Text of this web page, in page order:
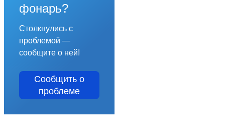
фонарь?
Столкнулись с
проблемой —
сообщите о ней!
Сообщить о
проблеме